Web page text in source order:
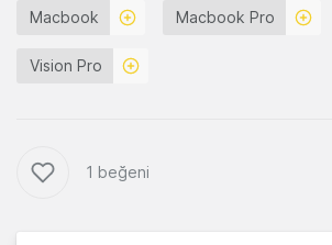
Macbook Macbook Pro
Vision Pro
1 beğeni